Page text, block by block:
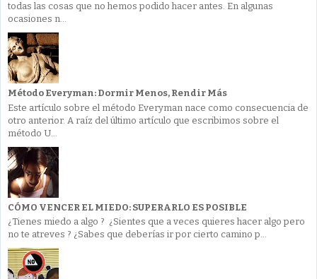
todas las cosas que no hemos podido hacer antes. En algunas
ocasiones n...
Método Everyman: Dormir Menos, Rendir Más
Este artículo sobre el método Everyman nace como consecuencia de
otro anterior. A raíz del último artículo que escribimos sobre el
método U...
CÓMO VENCER EL MIEDO: SUPERARLO ES POSIBLE
¿Tienes miedo a algo ? ¿Sientes que a veces quieres hacer algo pero
no te atreves ? ¿Sabes que deberías ir por cierto camino p...